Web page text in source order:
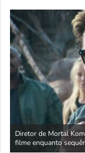
Diretor de Mortal
filme enquanto